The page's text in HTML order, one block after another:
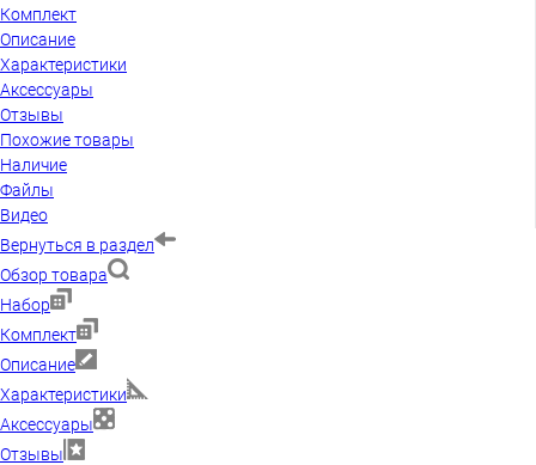
Комплект
Описание
Характеристики
Аксессуары
Отзывы
Похожие товары
Наличие
Файлы
Видео
Вернуться в раздел
Обзор товара
Набор
Комплект
Описание
Характеристики
Аксессуары
Отзывы